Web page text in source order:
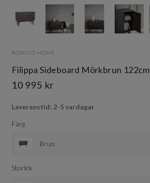
ROWICO HOME
Filippa Sideboard Mörkbrun 122cm
10 995 kr
Leveranstid: 2-5 vardagar
Färg
Brun
Storlek